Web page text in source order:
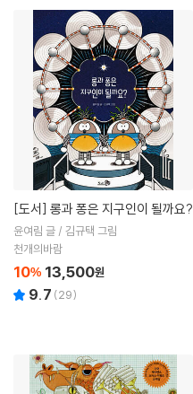
[도서] 롱과 퐁은 지구인이 될까요?
윤여림 글 / 김규택 그림
천개의바람
10% 13,500원
9.7 (29)